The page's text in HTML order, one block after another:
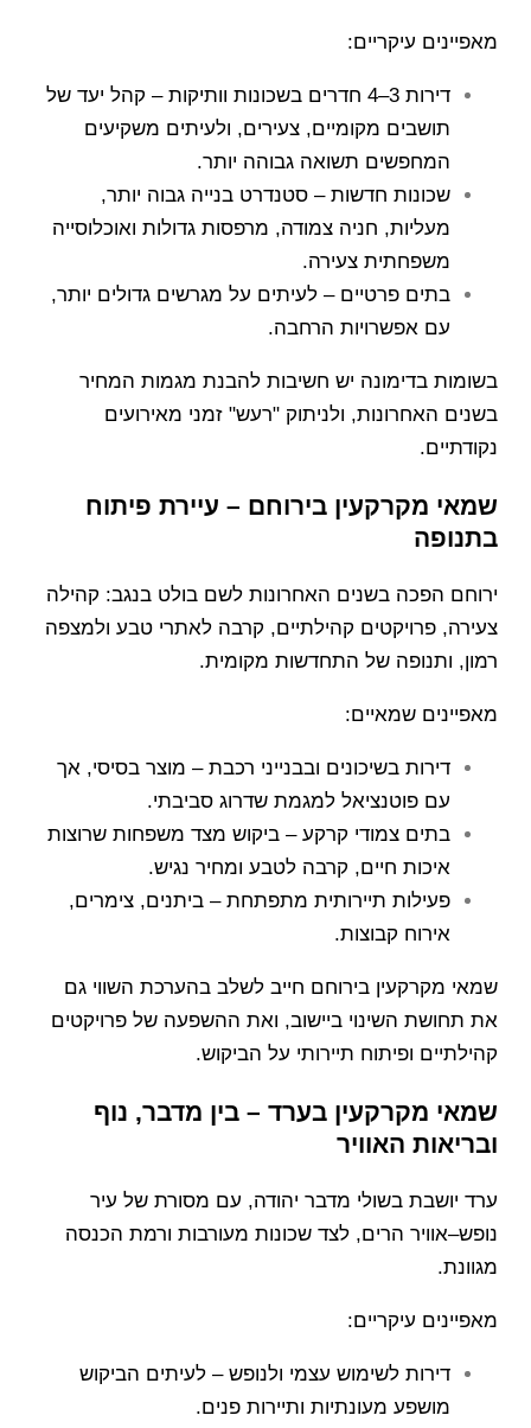
מאפיינים עיקריים:
דירות 3–4 חדרים בשכונות וותיקות – קהל יעד של
תושבים מקומיים, צעירים, ולעיתים משקיעים
המחפשים תשואה גבוהה יותר.
שכונות חדשות – סטנדרט בנייה גבוה יותר,
מעליות, חניה צמודה, מרפסות גדולות ואוכלוסייה
משפחתית צעירה.
בתים פרטיים – לעיתים על מגרשים גדולים יותר,
עם אפשרויות הרחבה.
בשומות בדימונה יש חשיבות להבנת מגמות המחיר
בשנים האחרונות, ולניתוק "רעש" זמני מאירועים
נקודתיים.
שמאי מקרקעין בירוחם – עיירת פיתוח
בתנופה
ירוחם הפכה בשנים האחרונות לשם בולט בנגב: קהילה
צעירה, פרויקטים קהילתיים, קרבה לאתרי טבע ולמצפה
רמון, ותנופה של התחדשות מקומית.
מאפיינים שמאיים:
דירות בשיכונים ובבנייני רכבת – מוצר בסיסי, אך
עם פוטנציאל למגמת שדרוג סביבתי.
בתים צמודי קרקע – ביקוש מצד משפחות שרוצות
איכות חיים, קרבה לטבע ומחיר נגיש.
פעילות תיירותית מתפתחת – ביתנים, צימרים,
אירוח קבוצות.
שמאי מקרקעין בירוחם חייב לשלב בהערכת השווי גם
את תחושת השינוי ביישוב, ואת ההשפעה של פרויקטים
קהילתיים ופיתוח תיירותי על הביקוש.
שמאי מקרקעין בערד – בין מדבר, נוף
ובריאות האוויר
ערד יושבת בשולי מדבר יהודה, עם מסורת של עיר
נופש–אוויר הרים, לצד שכונות מעורבות ורמת הכנסה
מגוונת.
מאפיינים עיקריים:
דירות לשימוש עצמי ולנופש – לעיתים הביקוש
מושפע מעונתיות ותיירות פנים.